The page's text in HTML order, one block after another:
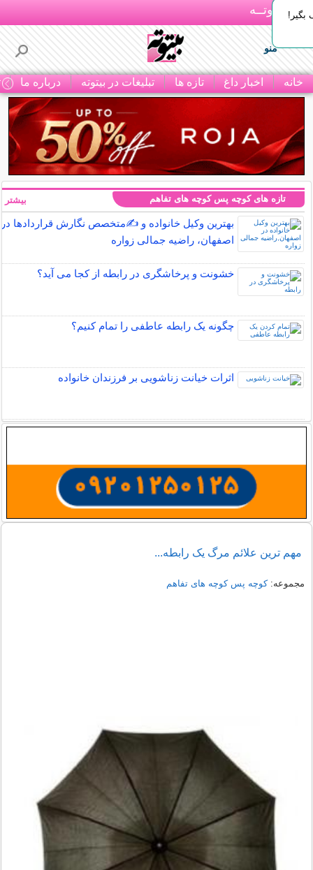
بـیتوتــه
منو
خانه اخبار داغ تازه ها تبلیغات در بیتوته درباره ما
تازه های کوچه پس کوچه های تفاهم
بهترین وکیل خانواده و ✍️متخصص نگارش قراردادها در
اصفهان، راضیه جمالی زواره
خشونت و پرخاشگری در رابطه از کجا می آید؟
چگونه یک رابطه عاطفی را تمام کنیم؟
اثرات خیانت زناشویی بر فرزندان خانواده
بیشتر
مهم ترین علائم مرگ یک رابطه...
مجموعه:کوچه پس کوچه های تفاهم